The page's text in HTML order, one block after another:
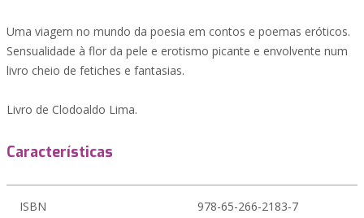
Uma viagem no mundo da poesia em contos e poemas eróticos.
Sensualidade à flor da pele e erotismo picante e envolvente num
livro cheio de fetiches e fantasias.
Livro de Clodoaldo Lima.
Características
ISBN 978-65-266-2183-7